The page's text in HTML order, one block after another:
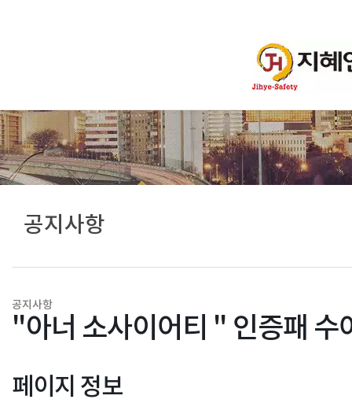
공지사항
공지사항
"아너 소사이어티 " 인증패 수
페이지 정보